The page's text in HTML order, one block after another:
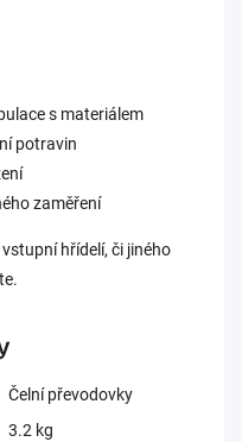
s materiálem
potravin
zaměření
hřídelí, či jiného
Čelní převodovky
3.2 kg